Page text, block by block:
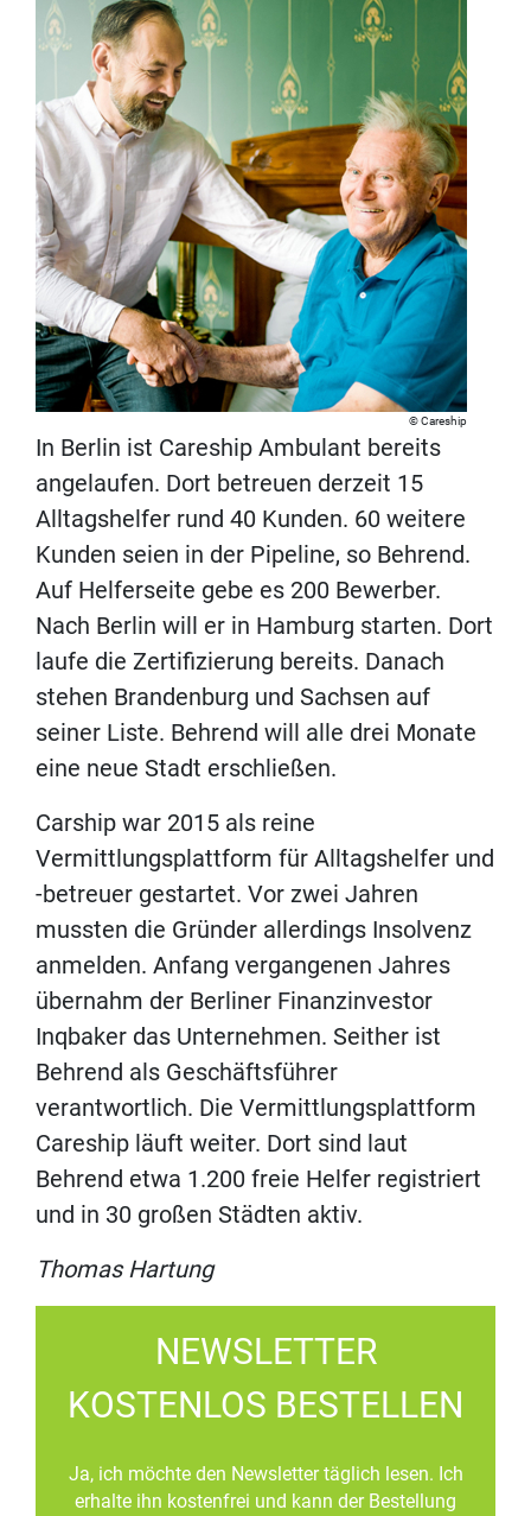
Careship
In Berlin ist Careship Ambulant bereits
angelaufen. Dort betreuen derzeit 15
Alltagshelfer rund 40 Kunden. 60 weitere
Kunden seien in der Pipeline, so Behrend.
Auf Helferseite gebe es 200 Bewerber.
Nach Berlin will er in Hamburg starten. Dort
laufe die Zertifizierung bereits. Danach
stehen Brandenburg und Sachsen auf
seiner Liste. Behrend will alle drei Monate
eine neue Stadt erschließen.
Carship war 2015 als reine
Vermittlungsplattform für Alltagshelfer und
-betreuer gestartet. Vor zwei Jahren
mussten die Gründer allerdings Insolvenz
anmelden. Anfang vergangenen Jahres
übernahm der Berliner Finanzinvestor
Inqbaker das Unternehmen. Seither ist
Behrend als Geschäftsführer
verantwortlich. Die Vermittlungsplattform
Careship läuft weiter. Dort sind laut
Behrend etwa 1.200 freie Helfer registriert
und in 30 großen Städten aktiv.
Thomas Hartung
NEWSLETTER
KOSTENLOS BESTELLEN
Ja, ich möchte den Newsletter täglich lesen. Ich
erhalte ihn kostenfrei und kann der Bestellung